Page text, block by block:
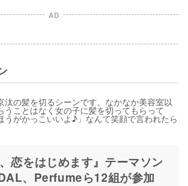
AD
汰の髪を切るシーンです。なかなか美容室以
うことはなく女の子に髪を切ってもらって
うがかっこいいよ♪」なんて笑顔で言われたら
恋をはじめます』テーマソン
、Perfumeら12組が参加